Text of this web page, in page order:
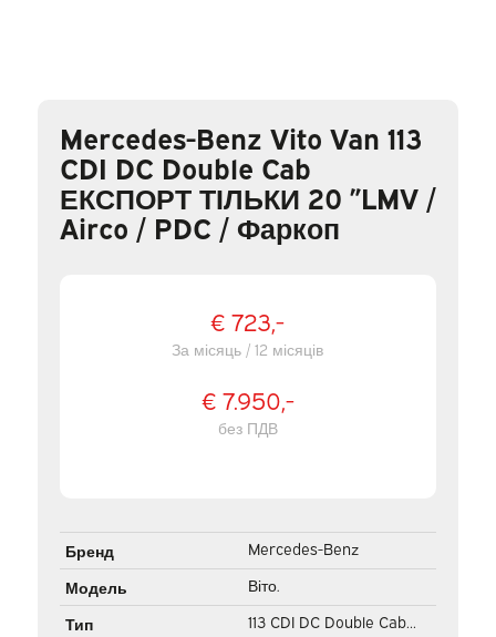
Mercedes-Benz Vito Van 113
CDI DC Double Cab
ЕКСПОРТ ТІЛЬКИ 20 ”LMV /
Airco / PDC / Фаркоп
€ 723,-
За місяць / 12 місяців
€ 7.950,-
без ПДВ
Бренд
Mercedes-Benz
Модель
Віто.
Тип
113 CDI DC Double Cab